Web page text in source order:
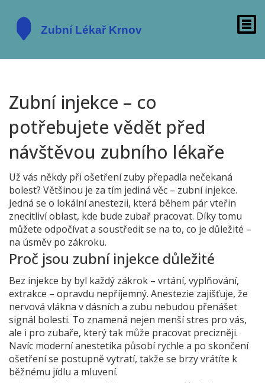
Zubní injekce – co
potřebujete vědět před
návštěvou zubního lékaře
Už vás někdy při ošetření zuby přepadla nečekaná
bolest? Většinou je za tím jediná věc – zubní injekce.
Jedná se o lokální anestezii, která během pár vteřin
znecitliví oblast, kde bude zubař pracovat. Díky tomu
můžete odpočívat a soustředit se na to, co je důležité –
na úsměv po zákroku.
Proč jsou zubní injekce důležité
Bez injekce by byl každý zákrok – vrtání, vyplňování,
extrakce – opravdu nepříjemný. Anestezie zajišťuje, že
nervová vlákna v dásních a zubu nebudou přenášet
signál bolesti. To znamená nejen menší stres pro vás,
ale i pro zubaře, který tak může pracovat precizněji.
Navíc moderní anestetika působí rychle a po skončení
ošetření se postupně vytratí, takže se brzy vrátíte k
běžnému jídlu a mluvení.